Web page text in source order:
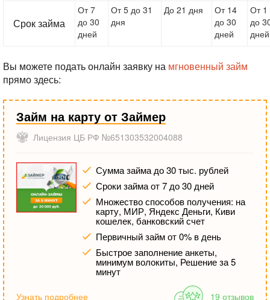
Срок займа
От 7
до 30
дней
От 5 до 31
дня
До 21 дня
От 14
до 30
дней
От 1
до
дней
Вы можете подать онлайн заявку на мгновенный займ
прямо здесь:
Займ на карту от Займер
Лицензия ЦБ РФ №651303532004088
Сумма займа до 30 тыс. рублей
Сроки займа от 7 до 30 дней
Множество способов получения: на
карту, МИР, Яндекс Деньги, Киви
кошелек, банковский счет
Первичный займ от 0% в день
Быстрое заполнение анкеты,
минимум волокиты, Решение за 5
минут
Узнать подробнее 19 отзывов